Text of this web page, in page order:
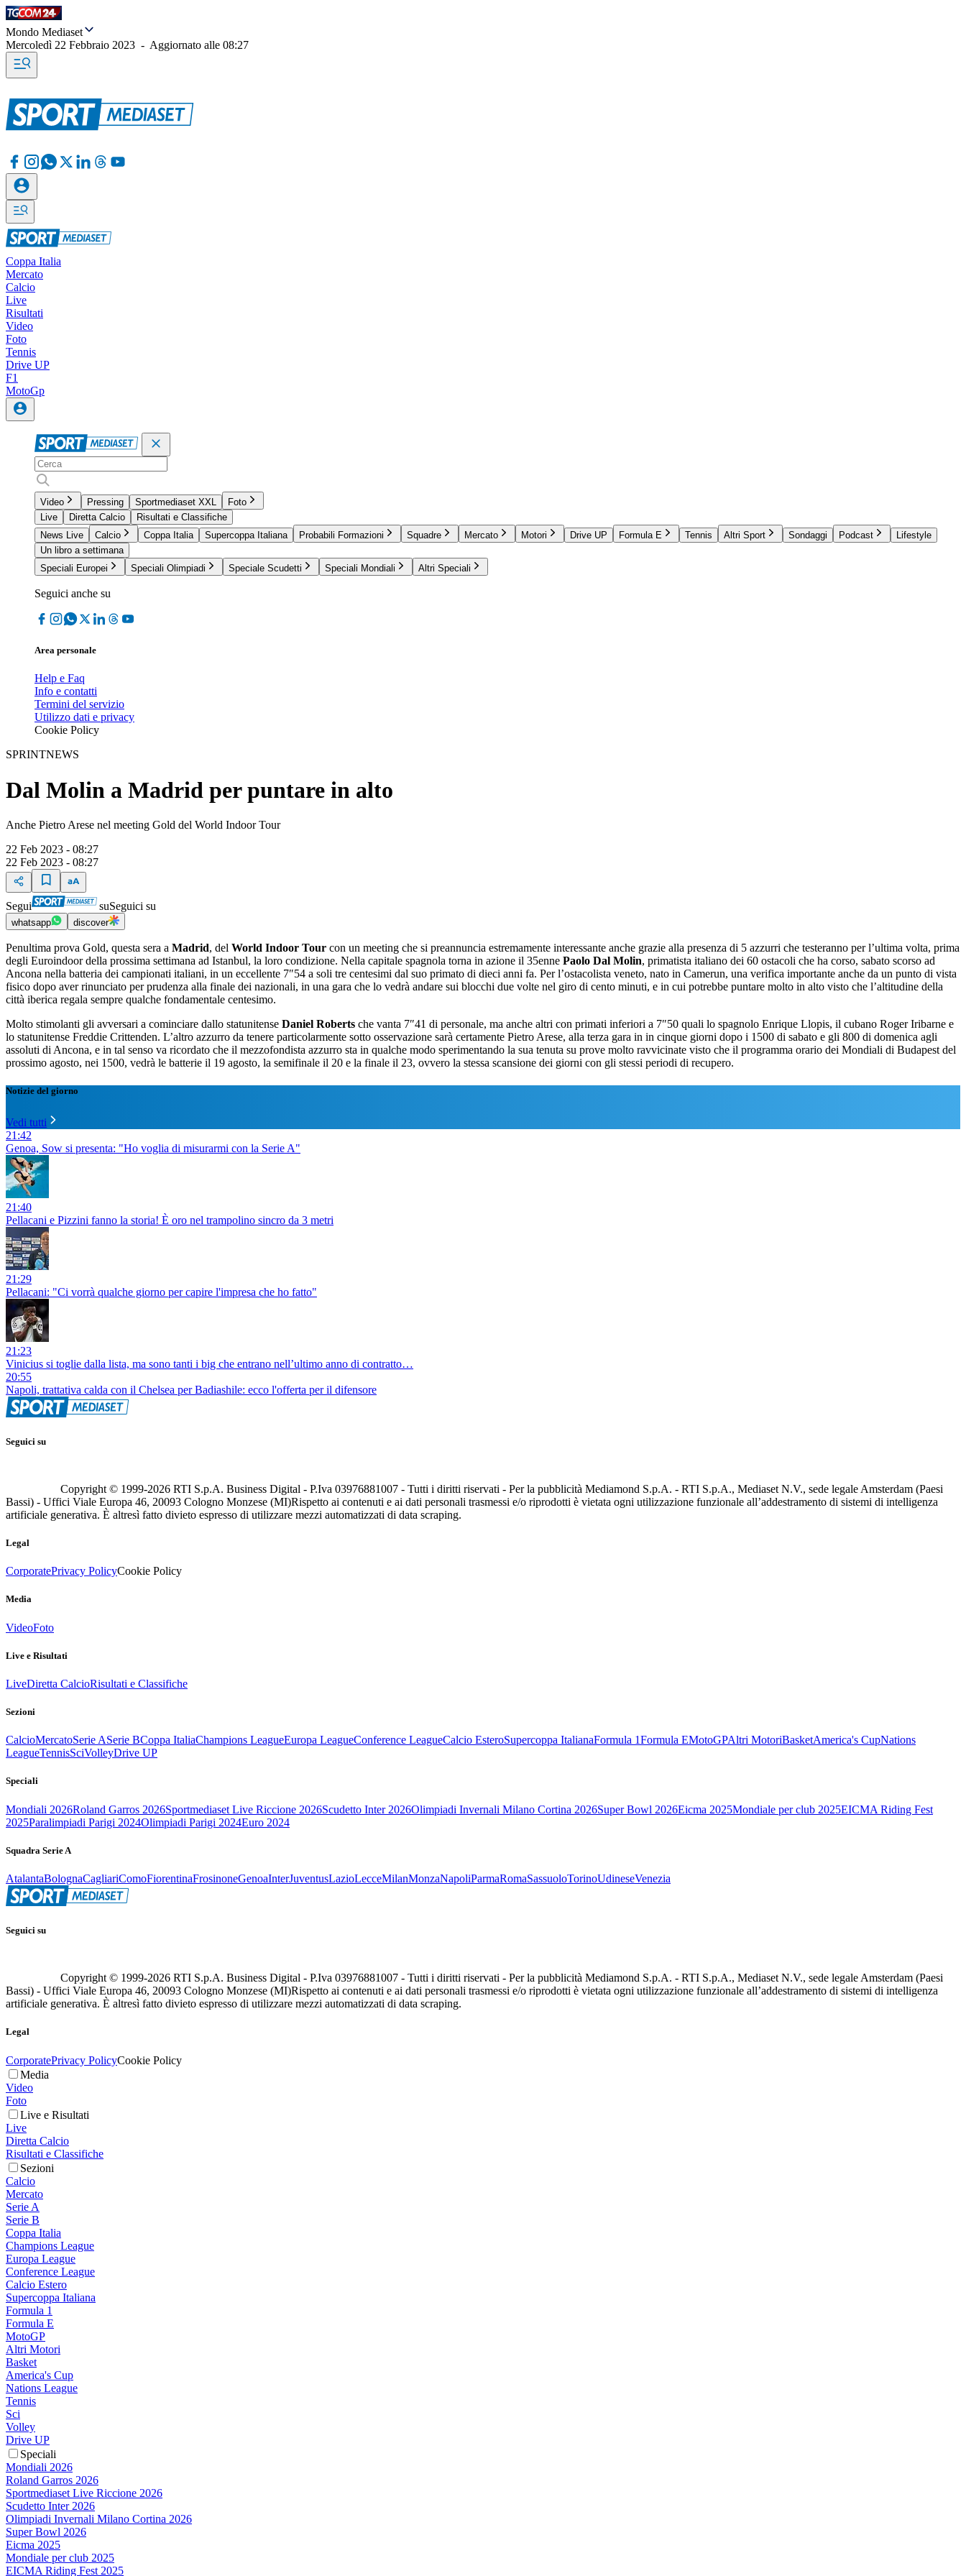
Mondo Mediaset
Mercoledì 22 Febbraio 2023 - Aggiornato alle 08:27
Coppa Italia
Mercato
Calcio
Live
Risultati
Video
Foto
Tennis
Drive UP
F1
MotoGp
Video Pressing Sportmediaset XXL
Foto
Live
Diretta Calcio
Risultati e Classifiche
News Live
Calcio Coppa Italia Supercoppa Italiana Probabili Formazioni Squadre Mercato Motori Drive UP Formula E Tennis Altri Sport Sondaggi Podcast
Lifestyle
Un libro a settimana
Speciali Europei
Speciali Olimpiadi Speciale Scudetti Speciali Mondiali Altri Speciali
Seguici anche su
Area personale
Help e Faq
Info e contatti
Termini del servizio
Utilizzo dati e privacy
Cookie Policy
SPRINTNEWS
Dal Molin a Madrid per puntare in alto
Anche Pietro Arese nel meeting Gold del World Indoor Tour
22 Feb 2023 - 08:27
22 Feb 2023 - 08:27
Segui suSeguici su
whatsapp discover
Penultima prova Gold, questa sera a Madrid, del World Indoor Tour con un meeting che si preannuncia estremamente interessante anche grazie alla presenza di 5 azzurri che testeranno per l’ultima volta, prima
degli Euroindoor della prossima settimana ad Istanbul, la loro condizione. Nella capitale spagnola torna in azione il 35enne Paolo Dal Molin, primatista italiano dei 60 ostacoli che ha corso, sabato scorso ad
Ancona nella batteria dei campionati italiani, in un eccellente 7″54 a soli tre centesimi dal suo primato di dieci anni fa. Per l’ostacolista veneto, nato in Camerun, una verifica importante anche da un punto di vista
fisico dopo aver rinunciato per prudenza alla finale dei nazionali, in una gara che lo vedrà andare sui blocchi due volte nel giro di cento minuti, e in cui potrebbe puntare molto in alto visto che l’altitudine della
città iberica regala sempre qualche fondamentale centesimo.
Molto stimolanti gli avversari a cominciare dallo statunitense Daniel Roberts che vanta 7″41 di personale, ma anche altri con primati inferiori a 7″50 quali lo spagnolo Enrique Llopis, il cubano Roger Iribarne e
lo statunitense Freddie Crittenden. L’altro azzurro da tenere particolarmente sotto osservazione sarà certamente Pietro Arese, alla terza gara in in cinque giorni dopo i 1500 di sabato e gli 800 di domenica agli
assoluti di Ancona, e in tal senso va ricordato che il mezzofondista azzurro sta in qualche modo sperimentando la sua tenuta su prove molto ravvicinate visto che il programma orario dei Mondiali di Budapest del
prossimo agosto, nei 1500, vedrà le batterie il 19 agosto, la semifinale il 20 e la finale il 23, ovvero la stessa scansione dei giorni con gli stessi periodi di recupero.
Notizie del giorno
Vedi tutti
21:42
Genoa, Sow si presenta: "Ho voglia di misurarmi con la Serie A"
21:40
Pellacani e Pizzini fanno la storia! È oro nel trampolino sincro da 3 metri
21:29
Pellacani: "Ci vorrà qualche giorno per capire l'impresa che ho fatto"
21:23
Vinicius si toglie dalla lista, ma sono tanti i big che entrano nell’ultimo anno di contratto…
20:55
Napoli, trattativa calda con il Chelsea per Badiashile: ecco l'offerta per il difensore
Seguici su
Copyright © 1999-2026 RTI S.p.A. Business Digital - P.Iva 03976881007 - Tutti i diritti riservati - Per la pubblicità Mediamond S.p.A. - RTI S.p.A., Mediaset N.V., sede legale Amsterdam (Paesi
Bassi) - Uffici Viale Europa 46, 20093 Cologno Monzese (MI)Rispetto ai contenuti e ai dati personali trasmessi e/o riprodotti è vietata ogni utilizzazione funzionale all’addestramento di sistemi di intelligenza
artificiale generativa. È altresì fatto divieto espresso di utilizzare mezzi automatizzati di data scraping.
Legal
CorporatePrivacy PolicyCookie Policy
Media
VideoFoto
Live e Risultati
LiveDiretta CalcioRisultati e Classifiche
Sezioni
CalcioMercatoSerie ASerie BCoppa ItaliaChampions LeagueEuropa LeagueConference LeagueCalcio EsteroSupercoppa ItalianaFormula 1Formula EMotoGPAltri MotoriBasketAmerica's CupNations
LeagueTennisSciVolleyDrive UP
Speciali
Mondiali 2026Roland Garros 2026Sportmediaset Live Riccione 2026Scudetto Inter 2026Olimpiadi Invernali Milano Cortina 2026Super Bowl 2026Eicma 2025Mondiale per club 2025EICMA Riding Fest
2025Paralimpiadi Parigi 2024Olimpiadi Parigi 2024Euro 2024
Squadra Serie A
AtalantaBolognaCagliariComoFiorentinaFrosinoneGenoaInterJuventusLazioLecceMilanMonzaNapoliParmaRomaSassuoloTorinoUdineseVenezia
Seguici su
Copyright © 1999-2026 RTI S.p.A. Business Digital - P.Iva 03976881007 - Tutti i diritti riservati - Per la pubblicità Mediamond S.p.A. - RTI S.p.A., Mediaset N.V., sede legale Amsterdam (Paesi
Bassi) - Uffici Viale Europa 46, 20093 Cologno Monzese (MI)Rispetto ai contenuti e ai dati personali trasmessi e/o riprodotti è vietata ogni utilizzazione funzionale all’addestramento di sistemi di intelligenza
artificiale generativa. È altresì fatto divieto espresso di utilizzare mezzi automatizzati di data scraping.
Legal
CorporatePrivacy PolicyCookie Policy
Media
Video
Foto
Live e Risultati
Live
Diretta Calcio
Risultati e Classifiche
Sezioni
Calcio
Mercato
Serie A
Serie B
Coppa Italia
Champions League
Europa League
Conference League
Calcio Estero
Supercoppa Italiana
Formula 1
Formula E
MotoGP
Altri Motori
Basket
America's Cup
Nations League
Tennis
Sci
Volley
Drive UP
Speciali
Mondiali 2026
Roland Garros 2026
Sportmediaset Live Riccione 2026
Scudetto Inter 2026
Olimpiadi Invernali Milano Cortina 2026
Super Bowl 2026
Eicma 2025
Mondiale per club 2025
EICMA Riding Fest 2025